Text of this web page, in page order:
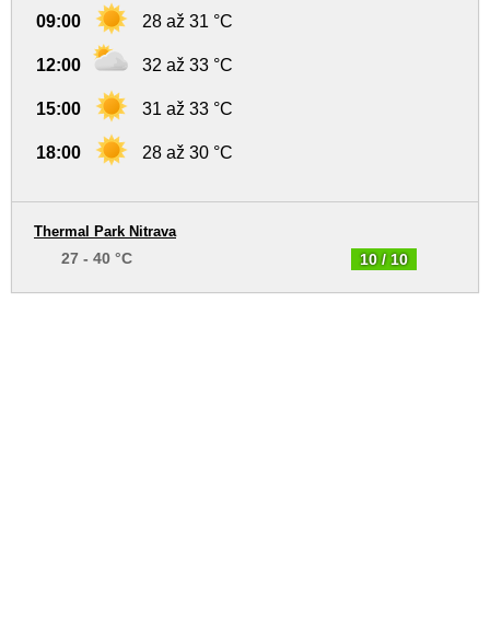
09:00 28 až 31 °C
12:00 32 až 33 °C
15:00 31 až 33 °C
18:00 28 až 30 °C
10 / 10
Thermal Park Nitrava
27 - 40 °C